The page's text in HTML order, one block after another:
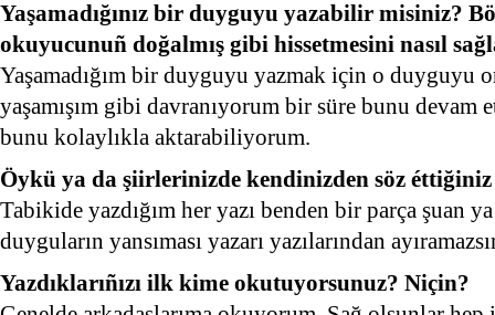
Yaşamadığınız bir duyguyu yazabilir misiniz?
okuyucunuñ doğalmış gibi hissetmesini nasıl
Yaşamadığım bir duyguyu yazmak için o duyguyu
yaşamışım gibi davranıyorum bir süre bunu devam
bunu kolaylıkla aktarabiliyorum.
Öykü ya da şiirlerinizde kendinizden söz
Tabikide yazdığım her yazı benden bir parça şuan
duyguların yansıması yazarı yazılarından
Yazdıklarıñızı ilk kime okutuyorsunuz? Niçin?